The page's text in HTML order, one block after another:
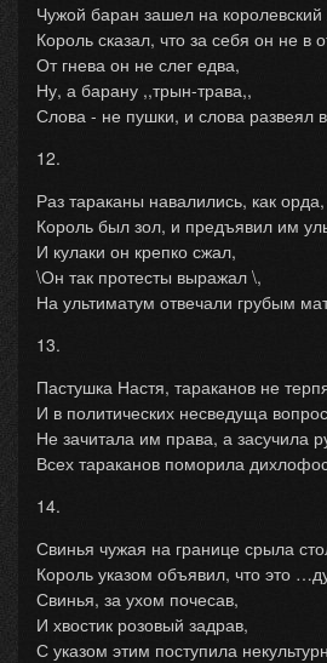
Чужой баран зашел на королевский
Король сказал, что за себя он не в
От гнева он не слег едва,
Ну, а барану ,,трын-трава,,
Слова - не пушки, и слова развеял
12.
Раз тараканы навалились, как орда,
Король был зол, и предъявил им
И кулаки он крепко сжал,
\Он так протесты выражал \,
На ультиматум отвечали грубым
13.
Пастушка Настя, тараканов не
И в политических несведуща
Не зачитала им права, а засучила
Всех тараканов поморила
14.
Свинья чужая на границе срыла
Король указом объявил, что это
Свинья, за ухом почесав,
И хвостик розовый задрав,
С указом этим поступила